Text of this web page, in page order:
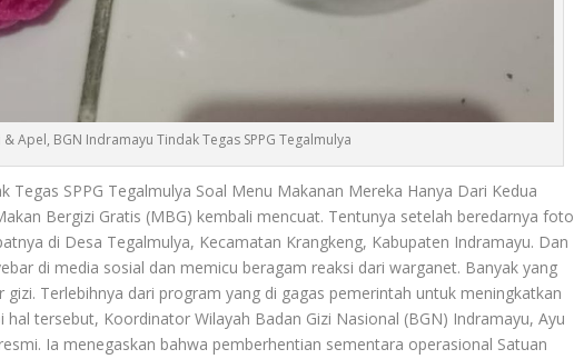
Apel, BGN Indramayu Tindak Tegas SPPG Tegalmulya
Tegas SPPG Tegalmulya Soal Menu Makanan Mereka Hanya Dari Kedua
Bergizi Gratis (MBG) kembali mencuat. Tentunya setelah beredarnya foto
di Desa Tegalmulya, Kecamatan Krangkeng, Kabupaten Indramayu. Dan
di media sosial dan memicu beragam reaksi dari warganet. Banyak yang
Terlebihnya dari program yang di gagas pemerintah untuk meningkatkan
tersebut, Koordinator Wilayah Badan Gizi Nasional (BGN) Indramayu, Ayu
Ia menegaskan bahwa pemberhentian sementara operasional Satuan